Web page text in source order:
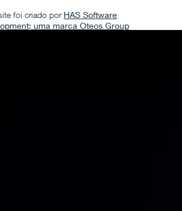
foi criado por HAS Software
uma marca Oteos Group